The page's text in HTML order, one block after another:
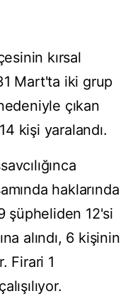
kırsal
Mart'ta iki grup
çıkan
kişi yaralandı.
haklarında
şüpheliden 12'si
alındı, 6 kişinin
Firari 1